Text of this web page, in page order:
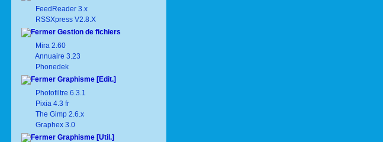
FeedReader 3.x
RSSXpress V2.8.X
Gestion de fichiers
Mira 2.60
Annuaire 3.23
Phonedek
Graphisme [Edit.]
Photofiltre 6.3.1
Pixia 4.3 fr
The Gimp 2.6.x
Graphex 3.0
Graphisme [Util.]